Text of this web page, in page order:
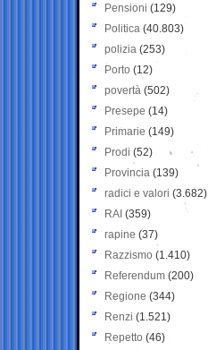
Pensioni (129)
Politica (40.803)
polizia (253)
Porto (12)
povertà (502)
Presepe (14)
Primarie (149)
Prodi (52)
Provincia (139)
radici e valori (3.682)
RAI (359)
rapine (37)
Razzismo (1.410)
Referendum (200)
Regione (344)
Renzi (1.521)
Repetto (46)